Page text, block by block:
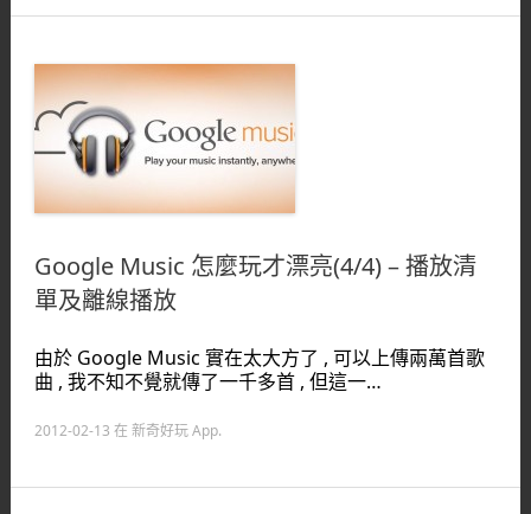
Google Music 怎麼玩才漂亮(4/4) – 播放清
單及離線播放
由於 Google Music 實在太大方了 , 可以上傳兩萬首歌
曲 , 我不知不覺就傳了一千多首 , 但這一…
2012-02-13 在 新奇好玩 App.